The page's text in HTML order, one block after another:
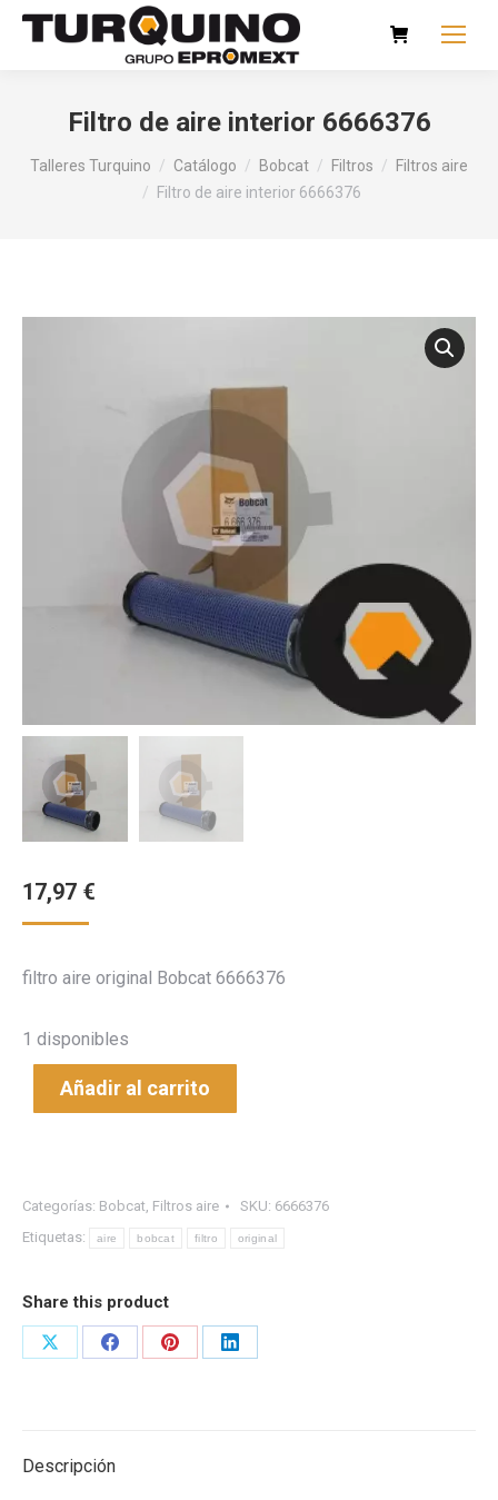
Filtro de aire interior 6666376
Talleres Turquino / Catálogo / Bobcat / Filtros / Filtros aire
/ Filtro de aire interior 6666376
17,97 €
filtro aire original Bobcat 6666376
1 disponibles
Añadir al carrito
Categorías: Bobcat Filtros aire SKU: 6666376
Etiquetas:
aire bobcat filtro original
Share this product
Share
Share
Share
Share
Descripción